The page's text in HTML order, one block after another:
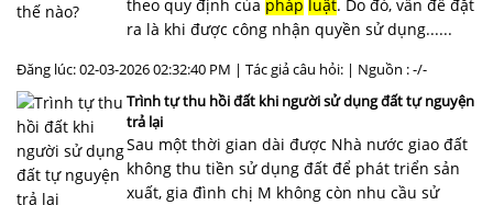
theo quy định của pháp luật. Do đó, vấn đề đặt
ra là khi được công nhận quyền sử dụng......
Đăng lúc: 02-03-2026 02:32:40 PM | Tác giả câu hỏi: | Nguồn : -/-
Trình tự thu hồi đất khi người sử dụng đất tự nguyện
trả lại
Sau một thời gian dài được Nhà nước giao đất
không thu tiền sử dụng đất để phát triển sản
xuất, gia đình chị M không còn nhu cầu sử